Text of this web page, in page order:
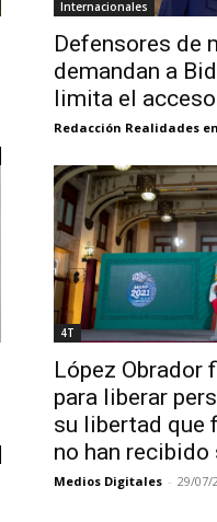
Internacionales
Defensores de
demandan a
limita el acceso
Redacción Realidades
4T
López Obrador
para liberar
su libertad que
no han recibido
Medios Digitales - 29/07/